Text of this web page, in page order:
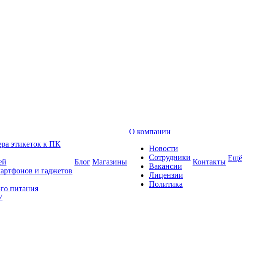
этикеток к ПК
и гаджетов
питания
Блог Магазины
О компании
Новости
Сотрудники
Вакансии
Лицензии
Политика
Контакты Ещё